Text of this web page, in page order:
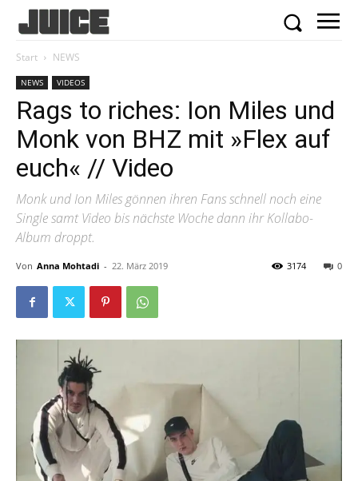
Start NEWS
NEWS VIDEOS
Rags to riches: Ion Miles und
Monk von BHZ mit »Flex auf
euch« // Video
Monk und Ion Miles gönnen ihren Fans schnell noch eine
Single samt Video bis nächste Woche dann ihr Kollabo-
Album droppt.
Von Anna Mohtadi - 22. März 2019 0
3174